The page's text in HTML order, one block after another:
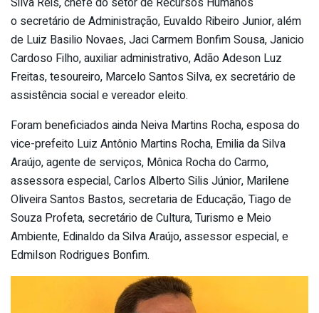
o secretário de Administração, Euvaldo Ribeiro Junior, além
de Luiz Basilio Novaes, Jaci Carmem Bonfim Sousa, Janicio
Cardoso Filho, auxiliar administrativo, Adão Adeson Luz
Freitas, tesoureiro, Marcelo Santos Silva, ex secretário de
assistência social e vereador eleito.
Foram beneficiados ainda Neiva Martins Rocha, esposa do
vice-prefeito Luiz Antônio Martins Rocha, Emilia da Silva
Araújo, agente de serviços, Mônica Rocha do Carmo,
assessora especial, Carlos Alberto Silis Júnior, Marilene
Oliveira Santos Bastos, secretaria de Educação, Tiago de
Souza Profeta, secretário de Cultura, Turismo e Meio
Ambiente, Edinaldo da Silva Araújo, assessor especial, e
Edmilson Rodrigues Bonfim.